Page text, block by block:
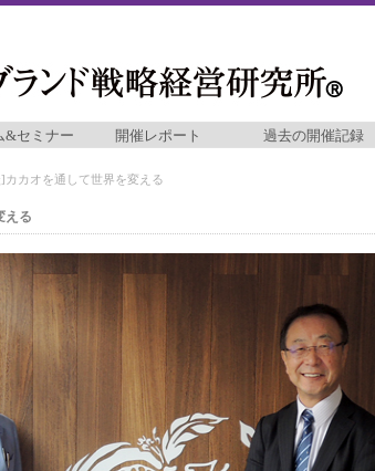
&セミナー 開催レポート 過去の開催記録
カカオを通して世界を変える
える